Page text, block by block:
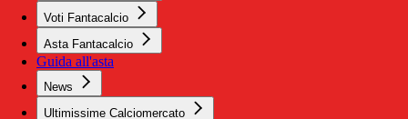
Voti Fantacalcio
Asta Fantacalcio
Guida all'asta
News
Ultimissime Calciomercato